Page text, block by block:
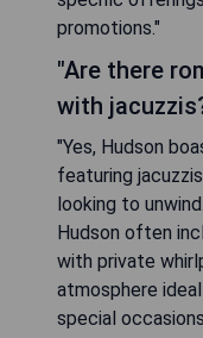
promotions."
"Are there
with
"Yes, Hudson
featuring
looking to
Hudson often
with private
atmosphere
special